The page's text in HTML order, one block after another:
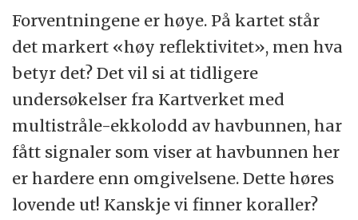
Forventningene er høye. På kartet står
det markert «høy reflektivitet», men hva
betyr det? Det vil si at tidligere
undersøkelser fra Kartverket med
multistråle-ekkolodd av havbunnen, har
fått signaler som viser at havbunnen her
er hardere enn omgivelsene. Dette høres
lovende ut! Kanskje vi finner koraller?